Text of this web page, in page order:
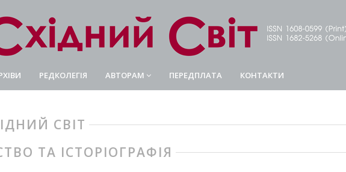
РЕДКОЛЕГІЯ АВТОРАМ ПЕРЕДПЛАТА КОНТАКТИ
СВІТ
ТА ІСТОРІОГРАФІЯ